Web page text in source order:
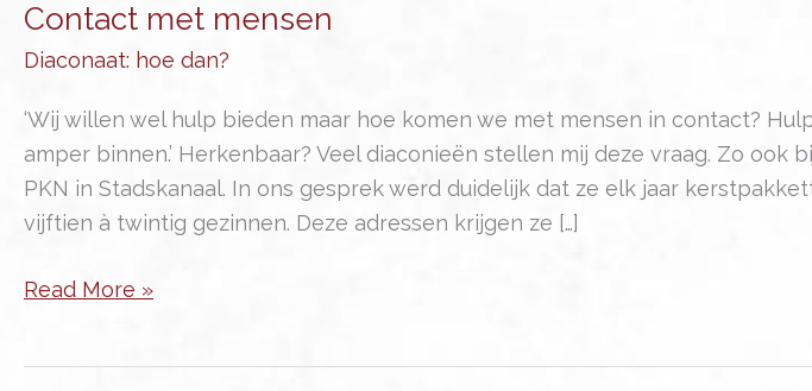
Contact met mensen
Diaconaat: hoe dan?
‘Wij willen wel hulp bieden maar hoe komen we met mensen in contact?
amper binnen.’ Herkenbaar? Veel diaconieën stellen mij deze vraag. Zo ook
PKN in Stadskanaal. In ons gesprek werd duidelijk dat ze elk jaar
vijftien à twintig gezinnen. Deze adressen krijgen ze […]
Contact
Read More »